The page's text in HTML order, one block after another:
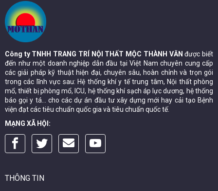
Công ty TNHH TRANG TRÍ NỘI THẤT MỘC THÀNH VĂN được biết
đến như một doanh nghiệp dẫn đầu tại Việt Nam chuyên cung cấp
các giải pháp kỹ thuật hiện đại, chuyên sâu, hoàn chỉnh và trọn gói
trong các lĩnh vực sau: Hệ thống khí y tế trung tâm, Nội thất phòng
mổ, thiết bị phòng mổ, ICU, hệ thống khí sạch áp lực dương, hệ thống
báo gọi y tá… cho các dự án đầu tư xây dựng mới hay cải tạo Bệnh
viện đạt các tiêu chuẩn quốc gia và tiêu chuẩn quốc tế.
MẠNG XÃ HỘI:
THÔNG TIN